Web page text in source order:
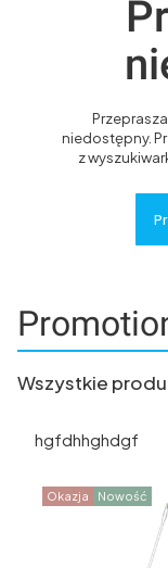
niedostępny.
z
Wszystkie
hgfdhhghdgf
Okazja Nowość